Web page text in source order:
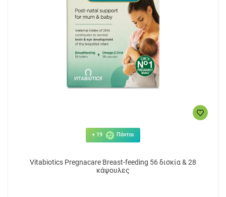
+ 19 Πόντοι
Vitabiotics Pregnacare Breast-feeding 56 δισκία & 28
κάψουλες